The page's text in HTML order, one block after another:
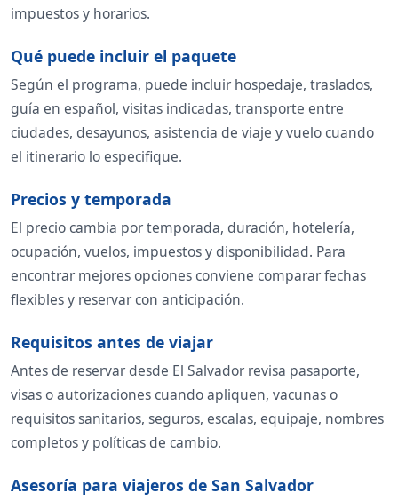
impuestos y horarios.
Qué puede incluir el paquete
Según el programa, puede incluir hospedaje, traslados,
guía en español, visitas indicadas, transporte entre
ciudades, desayunos, asistencia de viaje y vuelo cuando
el itinerario lo especifique.
Precios y temporada
El precio cambia por temporada, duración, hotelería,
ocupación, vuelos, impuestos y disponibilidad. Para
encontrar mejores opciones conviene comparar fechas
flexibles y reservar con anticipación.
Requisitos antes de viajar
Antes de reservar desde El Salvador revisa pasaporte,
visas o autorizaciones cuando apliquen, vacunas o
requisitos sanitarios, seguros, escalas, equipaje, nombres
completos y políticas de cambio.
Asesoría para viajeros de San Salvador